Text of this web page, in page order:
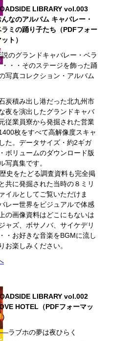
LIBRARY vol.003
んなのアルバム キャバレー・
ラミの踊り子たち（PDFフォー
ト）
説のグランドキャバレー・ベラ
・・・そのステージを飾った踊
写真コレクション・アルバム
炭積み出し港だった北九州市
夜を演出したグランドキャバ
従業員寮から発掘された営業
枚をすべて高解像度スキャ
た。データサイズ・約2ギガ
リュームのダウンロード版
写真集です。
史をたどる調査資料も完全掲
共に発掘された当時の８ミリ
イルとしてご覧いただけま
レー世界をビジュアルで体感
の画像資料はどこにもないは
ズ、ボサノバ、サイケデリ
・お好きな音楽をBGMに流し
お楽しみください。
LIBRARY vol.002
HOTEL（PDFフォーマッ
ラブホの夢は夜ひらく